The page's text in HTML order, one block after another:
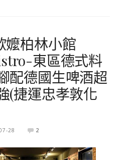
嬤柏林小館
東區德式料
配德國生啤酒超
(捷運忠孝敦化
28 2